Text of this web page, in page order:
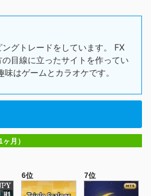
ングトレードをしています。 FX
目線に立ったサイトを作ってい
味はゲームとカラオケです。